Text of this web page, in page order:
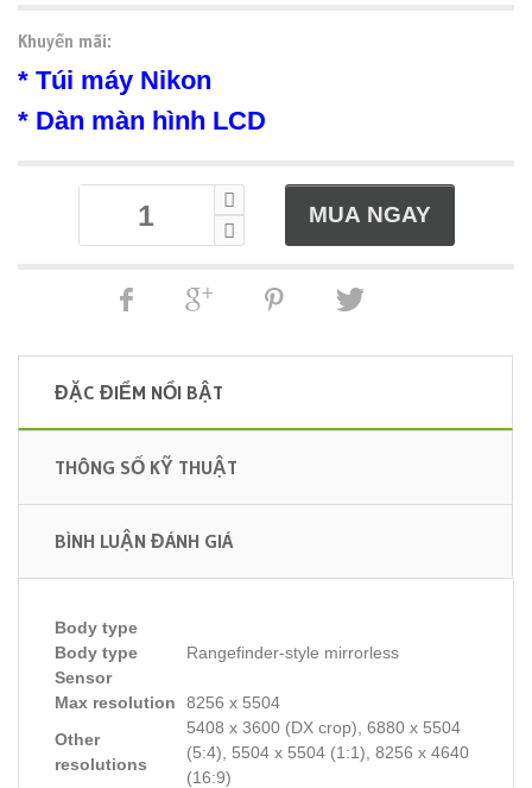
Khuyến mãi:
* Túi máy Nikon
* Dàn màn hình LCD
ĐẶC ĐIỂM NỔI BẬT
THÔNG SỐ KỸ THUẬT
BÌNH LUẬN ĐÁNH GIÁ
Body type
Body type
Rangefinder-style mirrorless
Sensor
Max resolution
8256 x 5504
Other
resolutions
5408 x 3600 (DX crop), 6880 x 5504
(5:4), 5504 x 5504 (1:1), 8256 x 4640
(16:9)